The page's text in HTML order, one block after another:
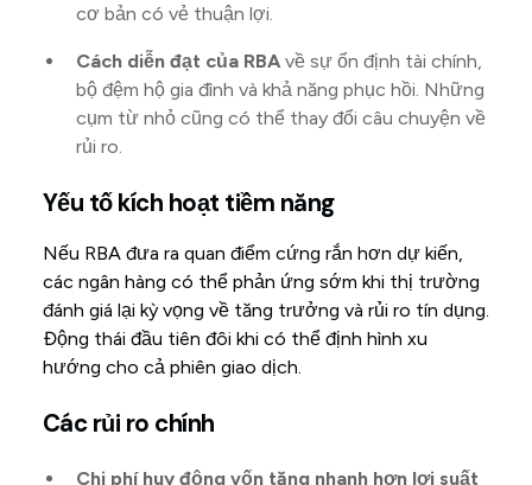
cơ bản có vẻ thuận lợi.
Cách diễn đạt của RBAvề sự ổn định tài chính,
bộ đệm hộ gia đình và khả năng phục hồi. Những
cụm từ nhỏ cũng có thể thay đổi câu chuyện về
rủi ro.
Yếu tố kích hoạt tiềm năng
Nếu RBA đưa ra quan điểm cứng rắn hơn dự kiến,
các ngân hàng có thể phản ứng sớm khi thị trường
đánh giá lại kỳ vọng về tăng trưởng và rủi ro tín dụng.
Động thái đầu tiên đôi khi có thể định hình xu
hướng cho cả phiên giao dịch.
Các rủi ro chính
Chi phí huy động vốn tăng nhanh hơn lợi suất